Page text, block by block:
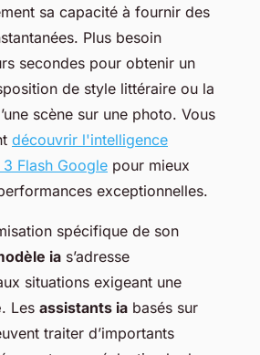
sa capacité à fournir des
Plus besoin
secondes pour obtenir un
de style littéraire ou la
scène sur une photo. Vous
découvrir l'intelligence
Flash Google pour mieux
exceptionnelles.
spécifique de son
ia s’adresse
situations exigeant une
. Les assistants ia basés sur
traiter d’importants